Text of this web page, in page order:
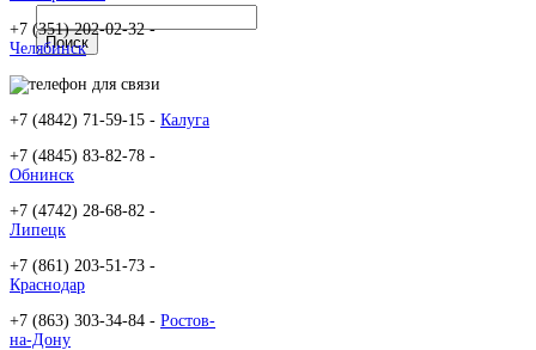
+7 (351) 202-02-32 -
Челябинск
+7 (4842) 71-59-15 - Калуга
+7 (4845) 83-82-78 -
Обнинск
+7 (4742) 28-68-82 -
Липецк
+7 (861) 203-51-73 -
Краснодар
+7 (863) 303-34-84 - Ростов-
на-Дону